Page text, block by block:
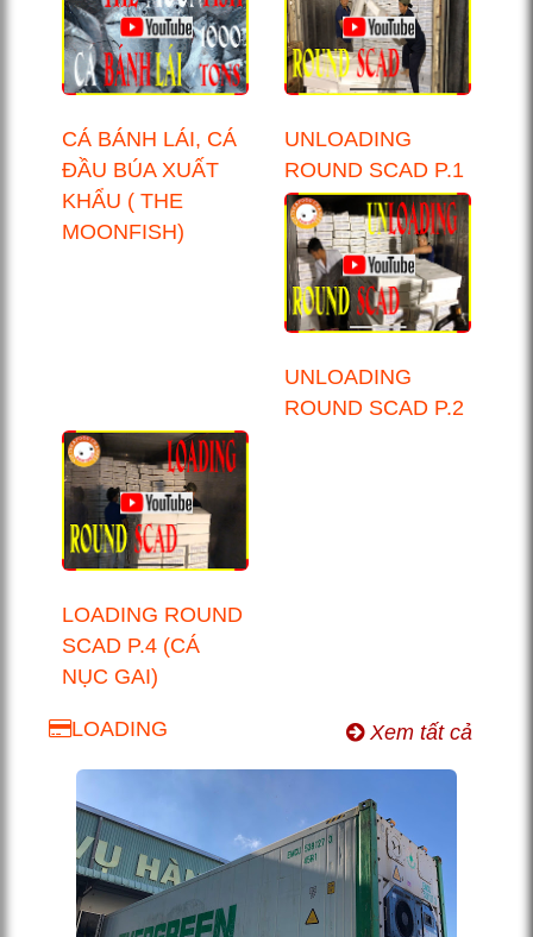
CÁ BÁNH LÁI, CÁ
ĐẦU BÚA XUẤT
KHẨU ( THE
MOONFISH)
UNLOADING
ROUND SCAD P.1
UNLOADING
ROUND SCAD P.2
LOADING ROUND
SCAD P.4 (CÁ
NỤC GAI)
LOADING Xem tất cả